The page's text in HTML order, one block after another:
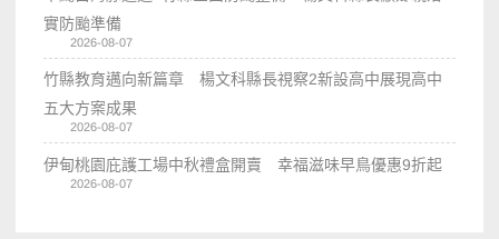
實防颱準備
2026-08-07
竹縣教育邁向新篇章 楊文科縣長視察2新設高中展現高中
五大方案成果
2026-08-07
伊甸桃園庇護工場中秋禮盒開賣 幸福滋味早鳥優惠9折起
2026-08-07